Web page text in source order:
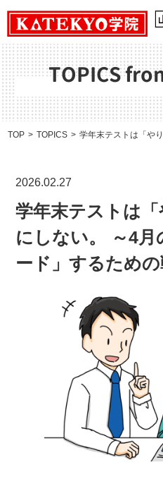
TOPICS
TOP TOPICS 学年末テストは「や
2026.02.27
学年末テストは「
にしない。 ～4月
ード」するための